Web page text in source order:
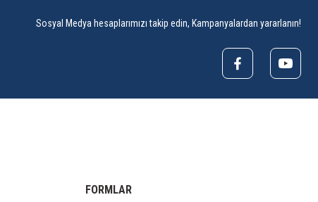
Sosyal Medya hesaplarımızı takip edin, Kampanyalardan yararlanın!
FORMLAR